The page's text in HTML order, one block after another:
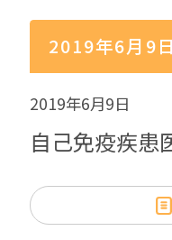
2019年6月9日
2019年6月9日
自己免疫疾患